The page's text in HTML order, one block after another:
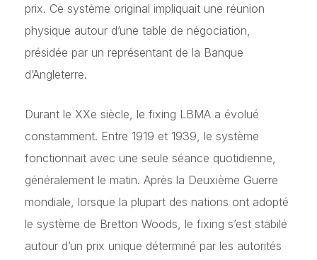
prix. Ce système original impliquait une réunion
physique autour d’une table de négociation,
présidée par un représentant de la Banque
d’Angleterre.
Durant le XXe siècle, le fixing LBMA a évolué
constamment. Entre 1919 et 1939, le système
fonctionnait avec une seule séance quotidienne,
généralement le matin. Après la Deuxième Guerre
mondiale, lorsque la plupart des nations ont adopté
le système de Bretton Woods, le fixing s’est stabilé
autour d’un prix unique déterminé par les autorités